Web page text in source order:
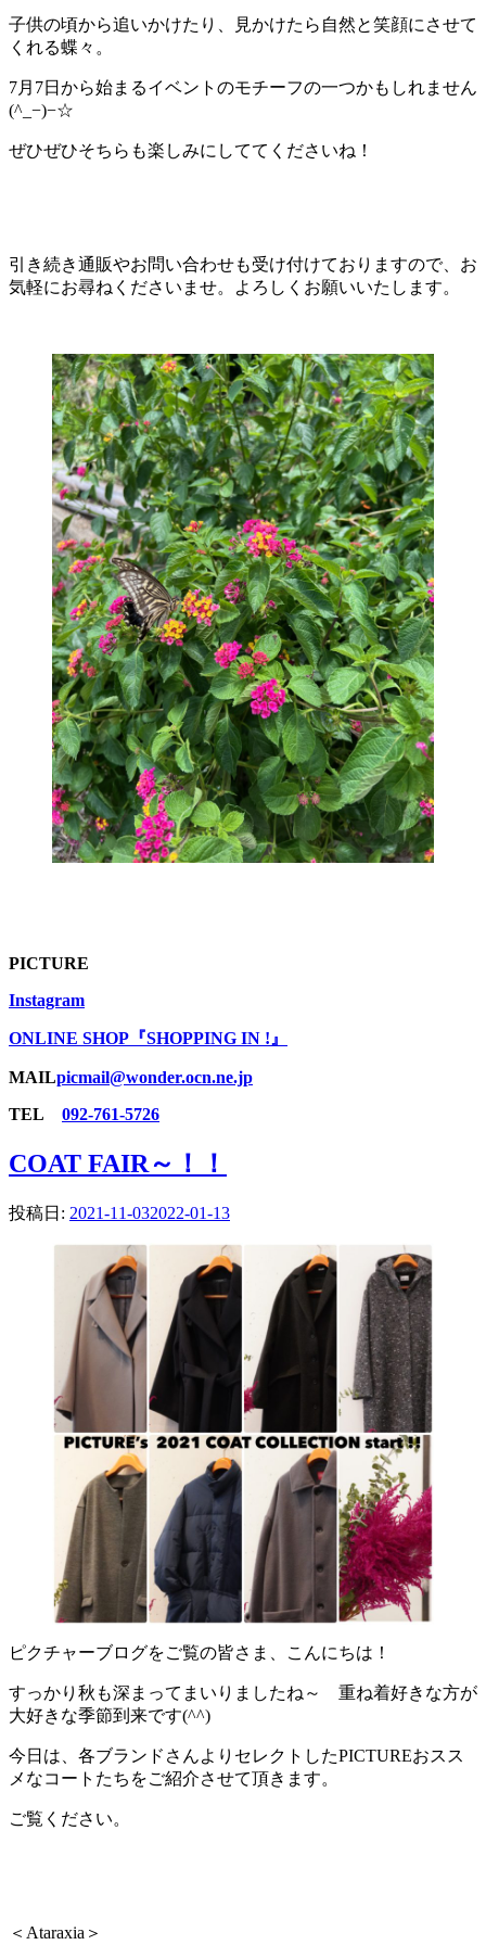
子供の頃から追いかけたり、見かけたら自然と笑顔にさせて
くれる蝶々。
7月7日から始まるイベントのモチーフの一つかもしれません
(^_−)−☆
ぜひぜひそちらも楽しみにしててくださいね！
引き続き通販やお問い合わせも受け付けておりますので、お
気軽にお尋ねくださいませ。よろしくお願いいたします。
PICTURE
Instagram
ONLINE SHOP『SHOPPING IN !』
MAILpicmail@wonder.ocn.ne.jp
TEL
092-761-5726
COAT FAIR～！！
投稿日: 2021-11-032022-01-13
ピクチャーブログをご覧の皆さま、こんにちは！
すっかり秋も深まってまいりましたね～ 重ね着好きな方が
大好きな季節到来です(^^)
今日は、各ブランドさんよりセレクトしたPICTUREおスス
メなコートたちをご紹介させて頂きます。
ご覧ください。
＜Ataraxia＞